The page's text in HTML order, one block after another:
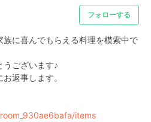
フォローする
に喜んでもらえる料理を模索中で
うございます♪
返事します。
items